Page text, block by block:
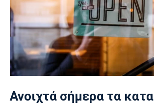
Ανοιχτά σήμερα τα